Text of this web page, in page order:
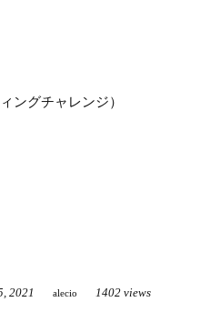
ングチャレンジ）
2021 alecio 1402 views